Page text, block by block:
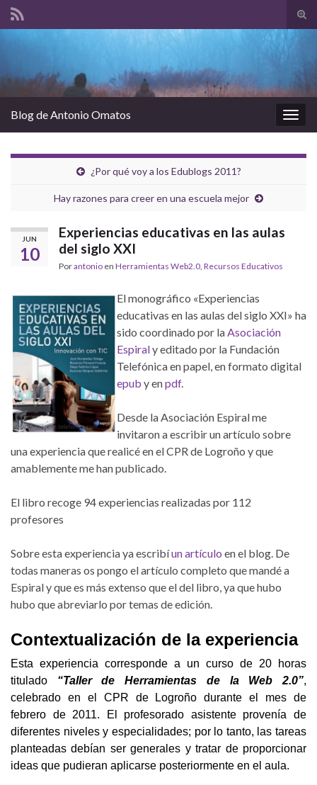
el
la
Blog de Antonio Omatos
¿Por qué voy a los Edublogs 2011?
Hay razones para creer en una escuela mejor
JUN
10
Experiencias educativas en las aulas
del siglo XXI
Porantonio en Herramientas Web2.0 Recursos Educativos
El monográfico «Experiencias
educativas en las aulas del siglo XXI» ha
sido coordinado por la Asociación
Espiraly editado por la Fundación
Telefónica en papel, en formato digital
epub y enpdf.
Desde la Asociación Espiral me
invitaron a escribir un artículo sobre
una experiencia que realicé en el CPR de Logroño y que
amablemente me han publicado.
El libro recoge 94 experiencias realizadas por 112
profesores
Sobre esta experiencia ya escribíun artículo en el blog. De
todas maneras os pongo el artículo completo que mandé a
Espiral y que es más extenso que el del libro, ya que hubo
hubo que abreviarlo por temas de edición.
Contextualización de la experiencia
Esta experiencia corresponde a un curso de 20 horas
titulado “Taller de Herramientas de la Web 2.0”,
celebrado en el CPR de Logroño durante el mes de
febrero de 2011. El profesorado asistente provenía de
diferentes niveles y especialidades; por lo tanto, las tareas
planteadas debían ser generales y tratar de proporcionar
ideas que pudieran aplicarse posteriormente en el aula.